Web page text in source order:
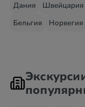
Дания
Швейцария
Бельгия
Норвегия